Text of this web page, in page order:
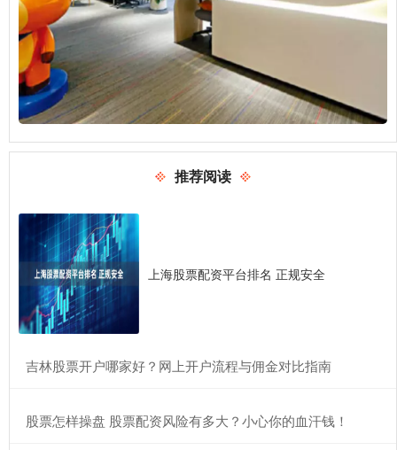
推荐阅读
上海股票配资平台排名 正规安全
​吉林股票开户哪家好？网上开户流程与佣金对比指南
​股票怎样操盘 股票配资风险有多大？小心你的血汗钱！